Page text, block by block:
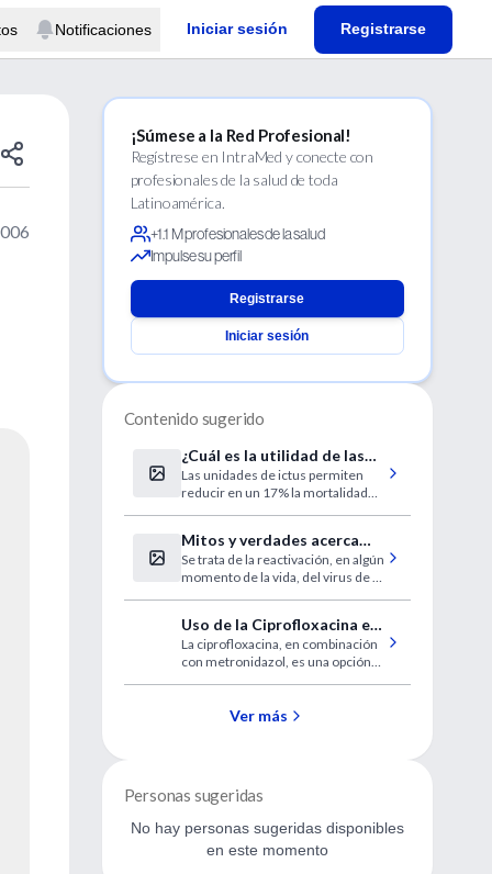
Notificaciones Iniciar sesión Registrarse
¡Súmese a la Red Profesional!
Regístrese en IntraMed y conecte con
profesionales de la salud de toda
Latinoamérica.
+1.1 M profesionales de la salud
Impulse su perfil
Registrarse
Iniciar sesión
Contenido sugerido
¿Cuál es la utilidad de las
unidades de Ictus?
Las unidades de ictus permiten
reducir en un 17% la mortalidad
Mitos y verdades acerca
del Herpes Zoster o
"culebrilla"
Se trata de la reactivación, en algún
momento de la vida, del virus de la
eruptiva.
Uso de la Ciprofloxacina en
el tratamiento de
pacientes hospitalizados
con infecciones
intraabdominales
La ciprofloxacina, en combinación
con metronidazol, es una opción
abdominales complicadas
Ver más
Personas sugeridas
No hay personas sugeridas disponibles
en este momento